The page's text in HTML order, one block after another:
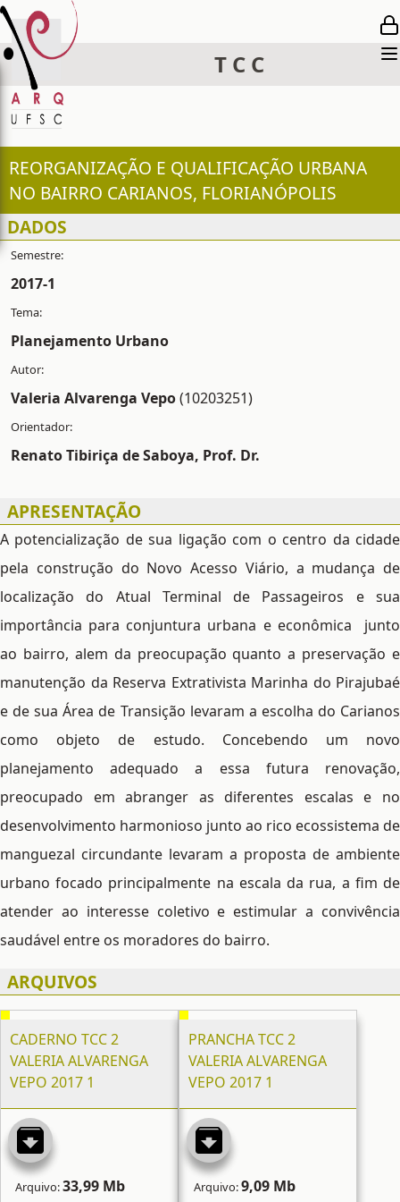
TCC
REORGANIZAÇÃO E QUALIFICAÇÃO URBANA
NO BAIRRO CARIANOS, FLORIANÓPOLIS
DADOS
2017-1
Planejamento Urbano
Valeria Alvarenga Vepo(10203251)
Renato Tibiriça de Saboya, Prof. Dr.
APRESENTAÇÃO
A potencialização de sua ligação com o centro da cidade
pela construção do Novo Acesso Viário, a mudança de
localização do Atual Terminal de Passageiros e sua
importância para conjuntura urbana e econômica junto
ao bairro, alem da preocupação quanto a preservação e
manutenção da Reserva Extrativista Marinha do Pirajubaé
e de sua Área de Transição levaram a escolha do Carianos
como objeto de estudo. Concebendo um novo
planejamento adequado a essa futura renovação,
preocupado em abranger as diferentes escalas e no
desenvolvimento harmonioso junto ao rico ecossistema de
manguezal circundante levaram a proposta de ambiente
urbano focado principalmente na escala da rua, a fim de
atender ao interesse coletivo e estimular a convivência
saudável entre os moradores do bairro.
ARQUIVOS
CADERNO TCC 2
VALERIA ALVARENGA
VEPO 2017 1
33,99 Mb
PRANCHA TCC 2
VALERIA ALVARENGA
VEPO 2017 1
9,09 Mb